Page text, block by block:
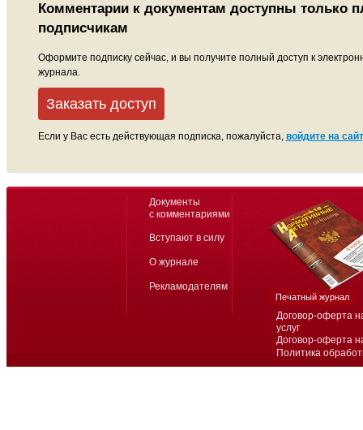
Комментарии к документам доступны только
подписчикам
Оформите подписку сейчас, и вы получите полный доступ к
журнала.
Заказать доступ
Если у Вас есть действующая подписка, пожалуйста, войдите на
Договор-оферта
услуг
Договор-оферта
Политика
Документы
с комментариями
Вступают в силу
О журнале
Рекламодателям
Печатный журнал